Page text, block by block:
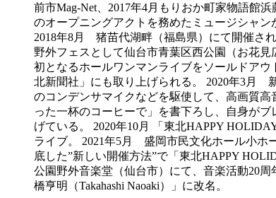
前市Mag-Net、2017年4月もりおか町家物語館
のオープニングアクトを務めたミュージシャ
2018年8月 猪苗代湖畔（福島県）にて開催さ
野外フェスとして仙台市青葉区西公園（お花
初となるホールワンマンライブをソールドア
北新聞社」にも取り上げられる。 2020年3月
のコンデンサマイクなどを駆使して、高画質
った一杯のコーヒーで」を書下ろし、自身が
げている。 2020年10月 「東北HAPPY
ライブ。 2021年5月 盛岡市民文化ホール小ホ
底した”新しい開催方法”で「東北HAPPY
公園野外音楽堂（仙台市）にて、音楽活動20
橋亨明（Takahashi Naoaki）」に改名。